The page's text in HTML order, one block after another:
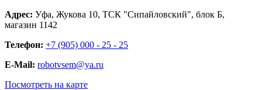
Адрес: Уфа, Жукова 10, ТСК "Сипайловский", блок Б,
магазин 1142
Телефон: +7 (905) 000 - 25 - 25
E-Mail: robotvsem@ya.ru
Посмотреть на карте